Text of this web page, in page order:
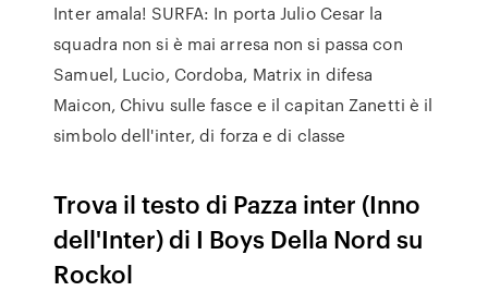
Inter amala! SURFA: In porta Julio Cesar la
squadra non si è mai arresa non si passa con
Samuel, Lucio, Cordoba, Matrix in difesa
Maicon, Chivu sulle fasce e il capitan Zanetti è il
simbolo dell'inter, di forza e di classe
Trova il testo di Pazza inter (Inno
dell'Inter) di I Boys Della Nord su
Rockol